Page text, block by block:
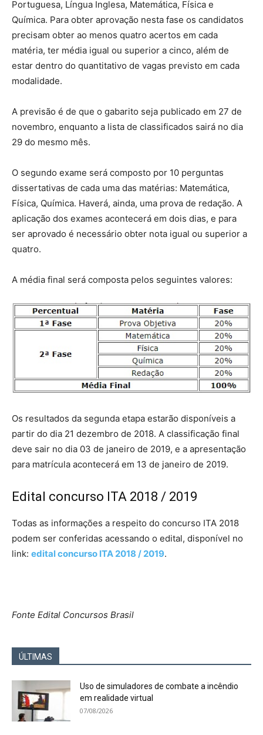
Portuguesa, Língua Inglesa, Matemática, Física e
Química. Para obter aprovação nesta fase os candidatos
precisam obter ao menos quatro acertos em cada
matéria, ter média igual ou superior a cinco, além de
estar dentro do quantitativo de vagas previsto em cada
modalidade.
A previsão é de que o gabarito seja publicado em 27 de
novembro, enquanto a lista de classificados sairá no dia
29 do mesmo mês.
O segundo exame será composto por 10 perguntas
dissertativas de cada uma das matérias: Matemática,
Física, Química. Haverá, ainda, uma prova de redação. A
aplicação dos exames acontecerá em dois dias, e para
ser aprovado é necessário obter nota igual ou superior a
quatro.
A média final será composta pelos seguintes valores:
Os resultados da segunda etapa estarão disponíveis a
partir do dia 21 dezembro de 2018. A classificação final
deve sair no dia 03 de janeiro de 2019, e a apresentação
para matrícula acontecerá em 13 de janeiro de 2019.
Edital concurso ITA 2018 / 2019
Todas as informações a respeito do concurso ITA 2018
podem ser conferidas acessando o edital, disponível no
link: edital concurso ITA 2018 / 2019.
Fonte Edital Concursos Brasil
ÚLTIMAS
Uso de simuladores de combate a incêndio
em realidade virtual
07/08/2026